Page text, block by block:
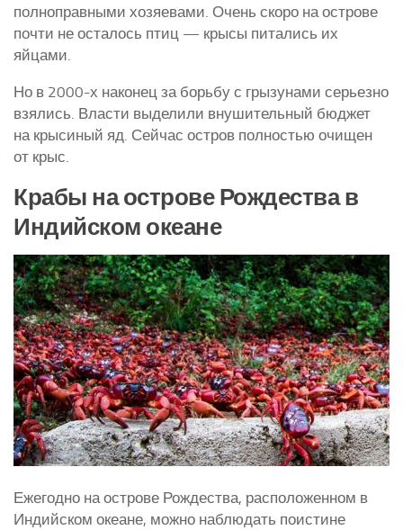
полноправными хозяевами. Очень скоро на острове
почти не осталось птиц — крысы питались их
яйцами.
Но в 2000-х наконец за борьбу с грызунами серьезно
взялись. Власти выделили внушительный бюджет
на крысиный яд. Сейчас остров полностью очищен
от крыс.
Крабы на острове Рождества в
Индийском океане
Ежегодно на острове Рождества, расположенном в
Индийском океане, можно наблюдать поистине